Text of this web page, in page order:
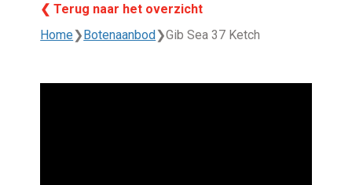
❮ Terug naar het overzicht
Home❯ Botenaanbod ❯Gib Sea 37 Ketch